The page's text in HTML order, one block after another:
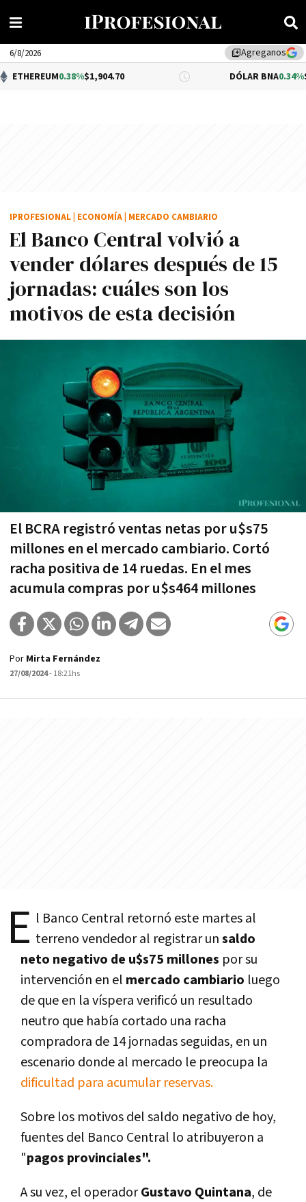
library_addAgreganos
6/8/2026
0.38%$1,904.70 DÓLAR BNA 0.34%$1,520.00
El Banco Central volvió a
vender dólares después de 15
jornadas: cuáles son los
motivos de esta decisión
El BCRA registró ventas netas por u$s75
millones en el mercado cambiario. Cortó
racha positiva de 14 ruedas. En el mes
acumula compras por u$s464 millones
IPROFESIONAL ECONOMÍA MERCADO CAMBIARIO
Por Mirta Fernández
27/08/2024- 18:21hs
E l Banco Central retornó este martes al
terreno vendedor al registrar unsaldo
neto negativo de u$s75 millones por su
intervención en el mercado cambiario luego
de que en la víspera verificó un resultado
neutro que había cortado una racha
compradora de 14 jornadas seguidas, en un
escenario donde al mercado le preocupa la
dificultad para acumular reservas.
Sobre los motivos del saldo negativo de hoy,
fuentes del Banco Central lo atribuyeron a
"pagos provinciales".
A su vez, el operadorGustavo Quintana, de